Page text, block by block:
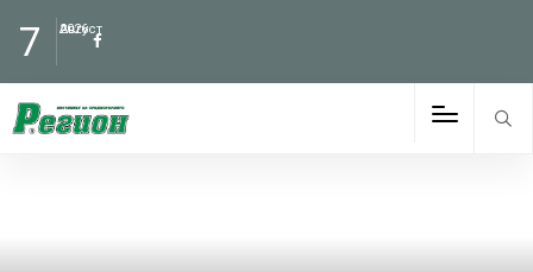
7 Август
2026